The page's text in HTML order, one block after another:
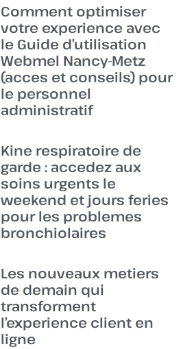
Comment optimiser
votre experience avec
le Guide d’utilisation
Webmel Nancy-Metz
(acces et conseils) pour
le personnel
administratif
Kine respiratoire de
garde : accedez aux
soins urgents le
weekend et jours feries
pour les problemes
bronchiolaires
Les nouveaux metiers
de demain qui
transforment
l’experience client en
ligne